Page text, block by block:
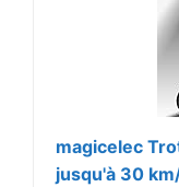
magicelec
jusqu'à 30